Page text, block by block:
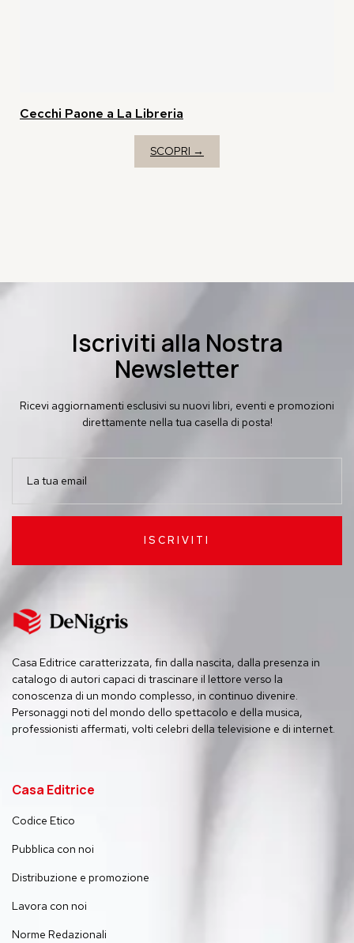
Cecchi Paone a La Libreria
SCOPRI →
Iscriviti alla Nostra
Newsletter
Ricevi aggiornamenti esclusivi su nuovi libri, eventi e promozioni
direttamente nella tua casella di posta!
ISCRIVITI
Casa Editrice caratterizzata, fin dalla nascita, dalla presenza in
catalogo di autori capaci di trascinare il lettore verso la
conoscenza di un mondo complesso, in continuo divenire.
Personaggi noti del mondo dello spettacolo e della musica,
professionisti affermati, volti celebri della televisione e di internet.
Casa Editrice
Codice Etico
Pubblica con noi
Distribuzione e promozione
Lavora con noi
Norme Redazionali